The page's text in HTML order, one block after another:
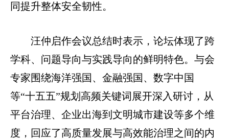
同提升整体安全韧性。
汪仲启作会议总结时表示，论坛体现了跨
学科、问题导向与实践导向的鲜明特色。与会
专家围绕海洋强国、金融强国、数字中国
等“十五五”规划高频关键词展开深入研讨，从
平台治理、企业出海到文明城市建设等多个维
度，回应了高质量发展与高效能治理之间的内